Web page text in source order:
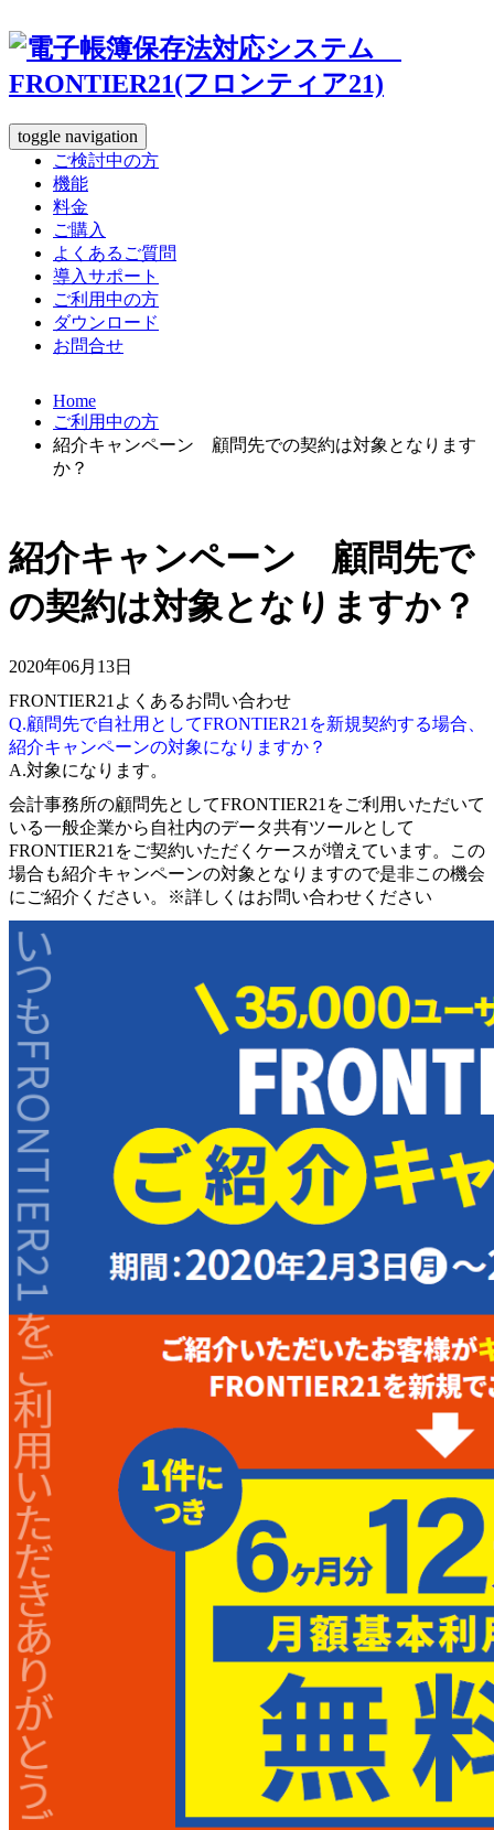
toggle navigation
ご検討中の方
機能
料金
ご購入
よくあるご質問
導入サポート
ご利用中の方
ダウンロード
お問合せ
Home
ご利用中の方
紹介キャンペーン 顧問先での契約は対象となります
か？
紹介キャンペーン 顧問先で
の契約は対象となりますか？
2020年06月13日
FRONTIER21よくあるお問い合わせ
Q.顧問先で自社用としてFRONTIER21を新規契約する場合、
紹介キャンペーンの対象になりますか？
A.対象になります。
会計事務所の顧問先としてFRONTIER21をご利用いただいて
いる一般企業から自社内のデータ共有ツールとして
FRONTIER21をご契約いただくケースが増えています。この
場合も紹介キャンペーンの対象となりますので是非この機会
にご紹介ください。※詳しくはお問い合わせください